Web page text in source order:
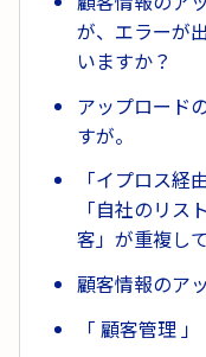
が、エラーが
いますか？
アップロード
すが。
「イプロス経
「自社のリ
客」が重複し
顧客情報のア
「 顧客管理